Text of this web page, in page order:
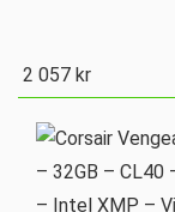
2 057kr